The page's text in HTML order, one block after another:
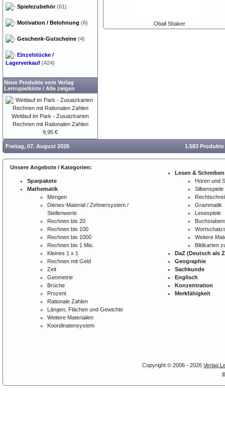
Oball Shaker
Spielezubehör(61)
Motivation / Belohnung (6)
Geschenk-Gutscheine (4)
Einzelstücke /
Lagerverkauf (424)
Neue Produkte vom Verlag
Lernspielkiste / Alle zeigen
Wettlauf im Park - Zusatzkarten
Rechnen mit Rationalen Zahlen
9,95 €
Freitag, 07. August 2026 1.583
Unsere Angebote / Kategorien:
Sparpakete
Mathematik
Mengen
Dienes-Material / Zehnersystem /
Stellenwerte
Rechnen bis 20
Rechnen bis 100
Rechnen bis 1000
Rechnen bis 1 Mio.
Kleines 1 x 1
Rechnen mit Geld
Zeit
Geometrie
Brüche
Prozent
Rationale Zahlen
Längen, Flächen und Gewichte
Weitere Materialien
Koordinatensystem
Lesen & Schreiben
Hören und
Silbenspiele
Grammatik
Lesespiele
Weitere
Bildkarten
DaZ (Deutsch als
Geographie
Sachkunde
Englisch
Konzentration
Merkfähigkeit
Copyright © 2006 - 2026 Verlag